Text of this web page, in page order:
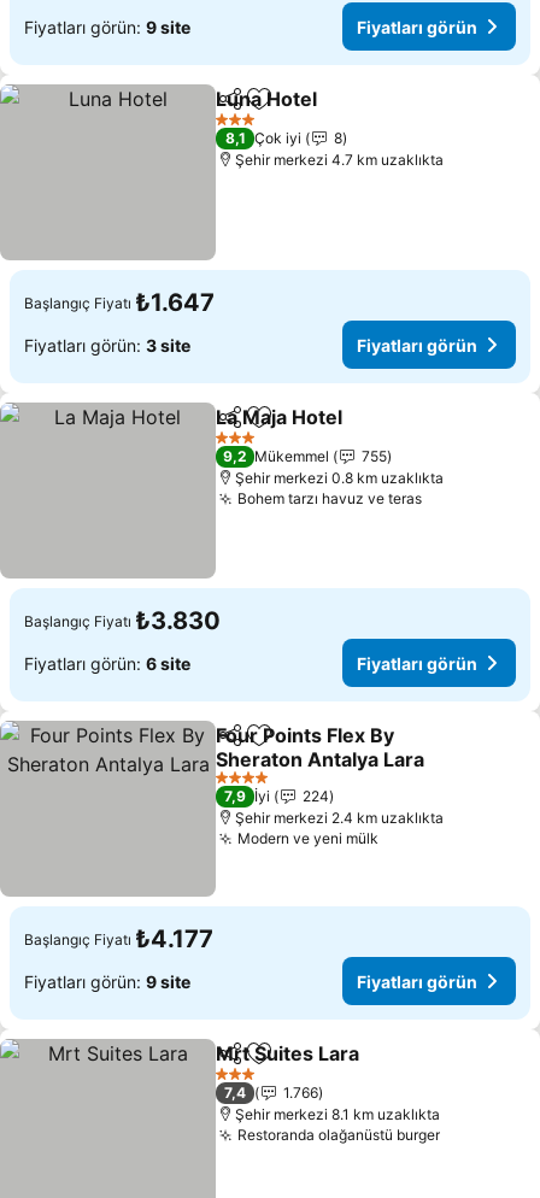
Fiyatları görün: 9 site Fiyatları görün
PaylaşFavorilerime ekle
Luna Hotel
3 Yıldız
8,1 Çok iyi
8
Şehir merkezi 4.7 km uzaklıkta
Başlangıç Fiyatı ₺1.647
Fiyatları görün: 3 site Fiyatları görün
PaylaşFavorilerime ekle
La Maja Hotel
3 Yıldız
9,2 Mükemmel
755
Şehir merkezi 0.8 km uzaklıkta
Bohem tarzı havuz ve terasFiyatları
Başlangıç Fiyatı ₺3.830
Fiyatları görün: 6 site Fiyatları görün
PaylaşFavorilerime ekle
Four Points Flex By
Sheraton Antalya Lara
Fiyatları görün
4 Yıldız
7,9 İyi
224
Şehir merkezi 2.4 km uzaklıkta
Modern ve yeni mülk
Başlangıç Fiyatı ₺4.177
Fiyatları görün: 9 site Fiyatları görün
PaylaşFavorilerime ekle
Mrt Suites Lara
3 Yıldız
7,4
1.766
Şehir merkezi 8.1 km uzaklıkta
Restoranda olağanüstü burgerFiyatları